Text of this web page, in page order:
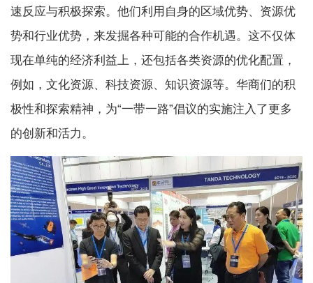
速反应与积极探索。他们利用自身的区域优势、资源优
势和行业优势，来发掘各种可能的合作机遇。这不仅体
现在单纯的经济利益上，还包括各类资源的优化配置，
例如，文化资源、科技资源、知识资源等。华商们的积
极性和探索精神，为“一带一路”倡议的实施注入了更多
的创新和活力。